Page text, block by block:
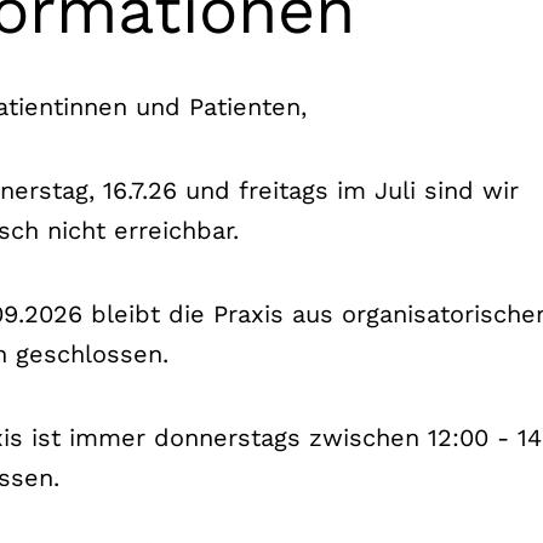
und Patienten,
16.7.26 und freitags im Juli sind wir
nicht erreichbar.
bleibt die Praxis aus
geschlossen.
ist immer donnerstags zwischen 12:00 -
zum Thema Nervensonographie bei
erfahren
Thoracic Outlet Syndrom (TOS) im
Berlin